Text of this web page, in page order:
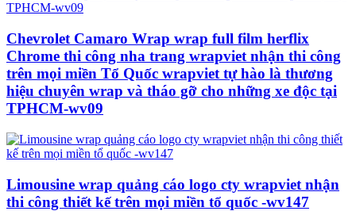
Chevrolet Camaro Wrap wrap full film herflix
Chrome thi công nha trang wrapviet nhận thi công
trên mọi miền Tổ Quốc wrapviet tự hào là thương
hiệu chuyên wrap và tháo gỡ cho những xe độc tại
TPHCM-wv09
Limousine wrap quảng cáo logo cty wrapviet nhận
thi công thiết kế trên mọi miền tổ quốc -wv147